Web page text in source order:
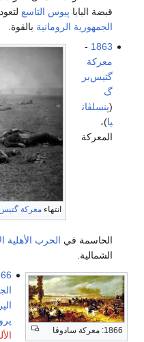
قبضة البابا پيوس التاسع
الجمهورية الرومانية بالقوة.
انتهاء معركة
1863
-
معركة
گتيس‌بر
گ
(پنسلڤان
يا)،
المعركة
الحاسمة في الحرب الأهلية
الشمالية.
1866: معركة سادوڤا